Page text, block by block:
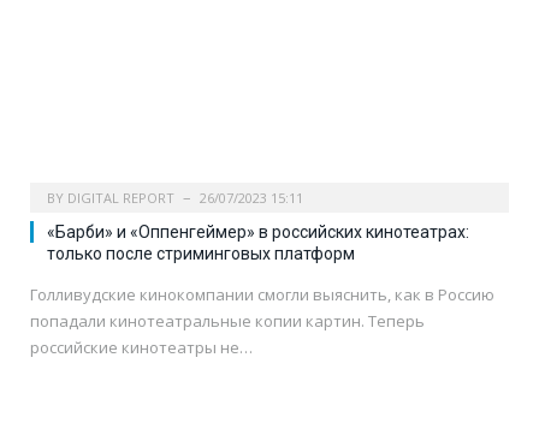
BY DIGITAL REPORT 26/07/2023 15:11
«Барби» и «Оппенгеймер» в российских кинотеатрах:
только после стриминговых платформ
Голливудские кинокомпании смогли выяснить, как в Россию
попадали кинотеатральные копии картин. Теперь
российские кинотеатры не…